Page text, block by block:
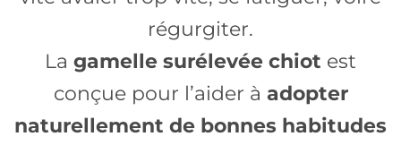
régurgiter.
La gamelle surélevée chiot est
conçue pour l’aider à adopter
naturellement de bonnes habitudes